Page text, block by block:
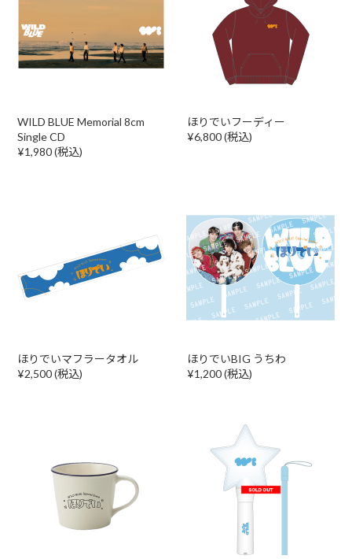
WILD BLUE Memorial 8cm
Single CD
¥1,980 (税込)
ほりでいフーディー
¥6,800 (税込)
ほりでいマフラータオル
¥2,500 (税込)
ほりでいBIG うちわ
¥1,200 (税込)